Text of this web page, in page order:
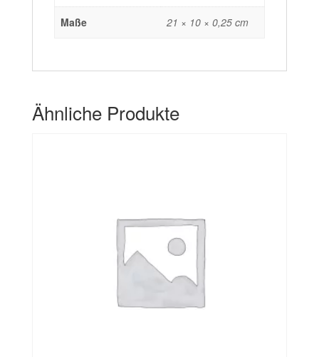
Maße 21 × 10 × 0,25 cm
Ähnliche Produkte